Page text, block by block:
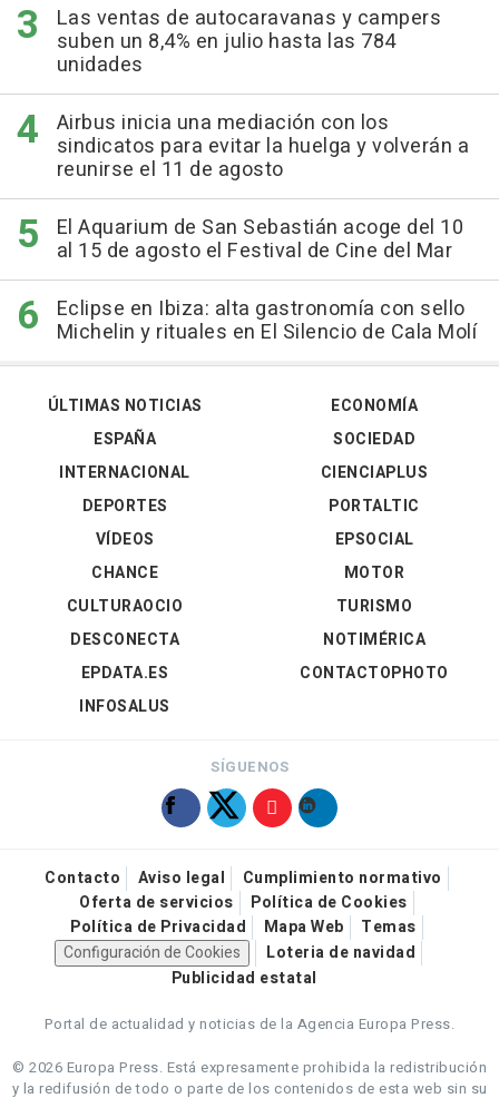
Las ventas de autocaravanas y campers
suben un 8,4% en julio hasta las 784
unidades
Airbus inicia una mediación con los
sindicatos para evitar la huelga y volverán a
reunirse el 11 de agosto
El Aquarium de San Sebastián acoge del 10
al 15 de agosto el Festival de Cine del Mar
Eclipse en Ibiza: alta gastronomía con sello
Michelin y rituales en El Silencio de Cala Molí
ÚLTIMAS NOTICIAS
ESPAÑA
INTERNACIONAL
DEPORTES
VÍDEOS
ECONOMÍA
SOCIEDAD
CIENCIAPLUS
PORTALTIC
EPSOCIAL
CHANCE
CULTURAOCIO
DESCONECTA
EPDATA.ES
INFOSALUS
MOTOR
TURISMO
NOTIMÉRICA
CONTACTOPHOTO
SÍGUENOS
Contacto Aviso legal
Cumplimiento normativo
Oferta de servicios
Política de Cookies
Política de Privacidad
Mapa Web
Temas
Configuración de Cookies
Loteria de navidad
Publicidad estatal
Portal de actualidad y noticias de la Agencia Europa Press.
© 2026 Europa Press. Está expresamente prohibida la redistribución
y la redifusión de todo o parte de los contenidos de esta web sin su